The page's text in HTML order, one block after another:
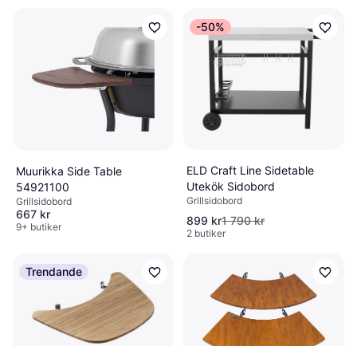
Muurikka Side Table
54921100
Grillsidobord
667 kr
9+ butiker
-50%
ELD Craft Line Sidetable
Utekök Sidobord
Grillsidobord
899 kr1 790 kr
2 butiker
Trendande